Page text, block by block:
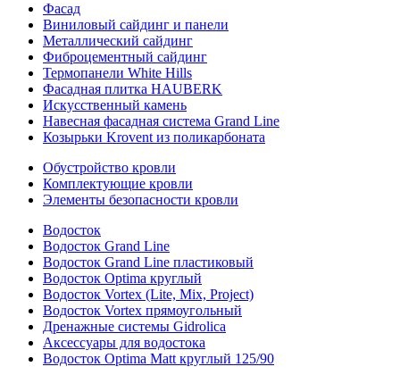
Фасад
Виниловый сайдинг и панели
Металлический сайдинг
Фиброцементный сайдинг
Термопанели White Hills
Фасадная плитка HAUBERK
Искусственный камень
Навесная фасадная система Grand Line
Козырьки Krovent из поликарбоната
Обустройство кровли
Комплектующие кровли
Элементы безопасности кровли
Водосток
Водосток Grand Line
Водосток Grand Line пластиковый
Водосток Optima круглый
Водосток Vortex (Lite, Mix, Project)
Водосток Vortex прямоугольный
Дренажные системы Gidrolica
Аксессуары для водостока
Водосток Optima Matt круглый 125/90